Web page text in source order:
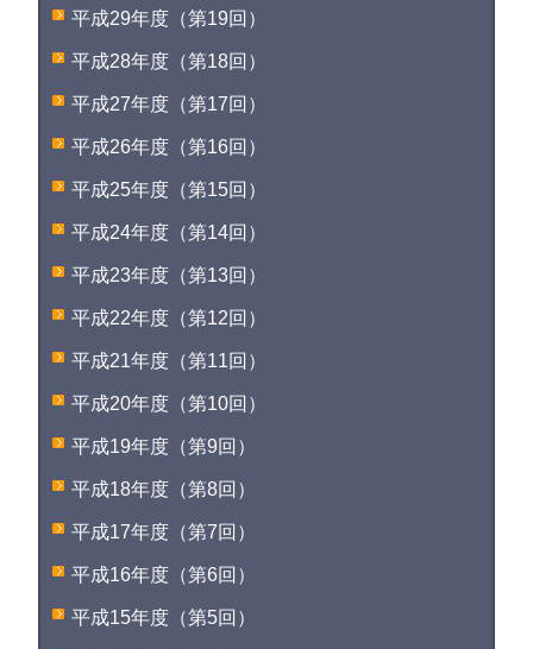
平成29年度（第19回）
平成28年度（第18回）
平成27年度（第17回）
平成26年度（第16回）
平成25年度（第15回）
平成24年度（第14回）
平成23年度（第13回）
平成22年度（第12回）
平成21年度（第11回）
平成20年度（第10回）
平成19年度（第9回）
平成18年度（第8回）
平成17年度（第7回）
平成16年度（第6回）
平成15年度（第5回）